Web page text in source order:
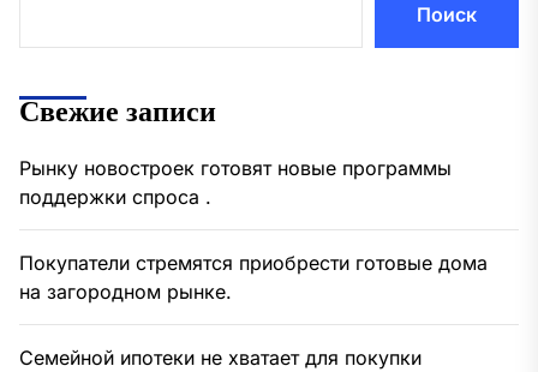
Поиск
Свежие записи
Рынку новостроек готовят новые программы
поддержки спроса .
Покупатели стремятся приобрести готовые дома
на загородном рынке.
Семейной ипотеки не хватает для покупки